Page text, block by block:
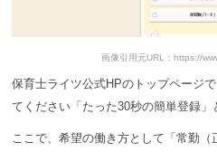
画像引用元URL：https://
保育士ライツ公式HPのトップページ
てください「たった30秒の簡単登録」
ここで、希望の働き方として「常勤